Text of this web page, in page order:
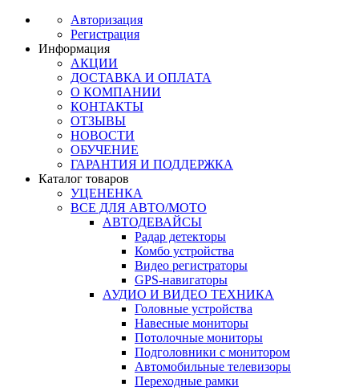
Авторизация
Регистрация
Информация
АКЦИИ
ДОСТАВКА И ОПЛАТА
О КОМПАНИИ
КОНТАКТЫ
ОТЗЫВЫ
НОВОСТИ
ОБУЧЕНИЕ
ГАРАНТИЯ И ПОДДЕРЖКА
Каталог товаров
УЦЕНЕНКА
ВСЕ ДЛЯ АВТО/МОТО
АВТОДЕВАЙСЫ
Радар детекторы
Комбо устройства
Видео регистраторы
GPS-навигаторы
АУДИО И ВИДЕО ТЕХНИКА
Головные устройства
Навесные мониторы
Потолочные мониторы
Подголовники с монитором
Автомобильные телевизоры
Переходные рамки